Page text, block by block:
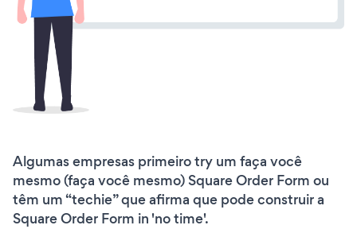
Algumas empresas primeiro try um faça você
mesmo (faça você mesmo) Square Order Form ou
têm um “techie” que afirma que pode construir a
Square Order Form in 'no time'.